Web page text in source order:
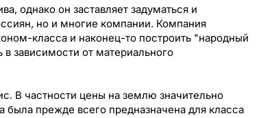
однако он заставляет задуматься и
но и многие компании. Компания
класса и наконец-то построить "народный
зависимости от материального
В частности цены на землю значительно
прежде всего предназначена для класса